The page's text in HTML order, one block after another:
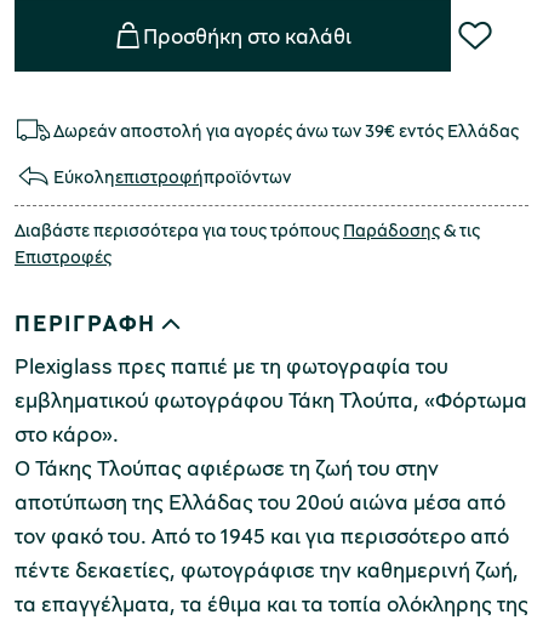
Προσθήκη στο καλάθι
Δωρεάν αποστολή για αγορές άνω των 39€ εντός Ελλάδας
Εύκοληεπιστροφήπροϊόντων
Διαβάστε περισσότερα για τους τρόπους Παράδοσης& τις
Επιστροφές
ΠΕΡΙΓΡΑΦΗ
Plexiglass πρες παπιέ με τη φωτογραφία του
εμβληματικού φωτογράφου Τάκη Τλούπα, «Φόρτωμα
στο κάρο».
Ο Τάκης Τλούπας αφιέρωσε τη ζωή του στην
αποτύπωση της Ελλάδας του 20ού αιώνα μέσα από
τον φακό του. Από το 1945 και για περισσότερο από
πέντε δεκαετίες, φωτογράφισε την καθημερινή ζωή,
τα επαγγέλματα, τα έθιμα και τα τοπία ολόκληρης της